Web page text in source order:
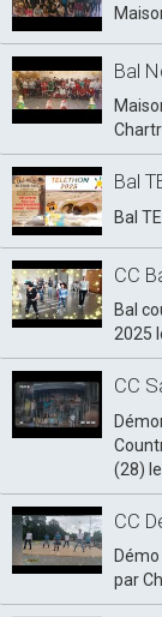
Bal
Bal
Bal
CC
Bal
2025
CC
(28)
CC
par